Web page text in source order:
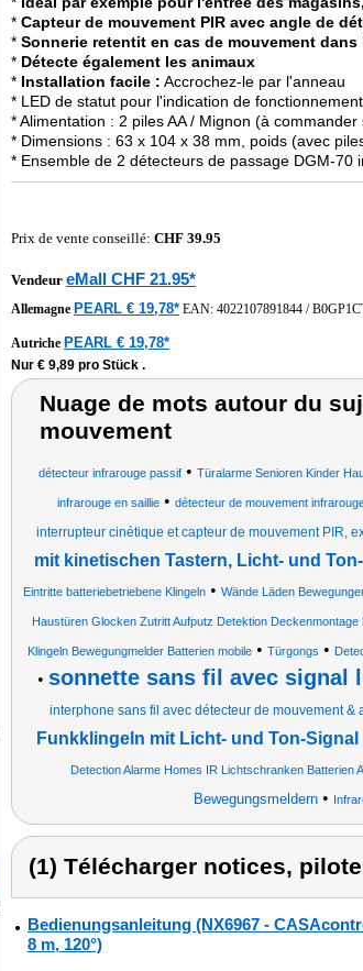
* Capteur de mouvement PIR avec angle de
* Sonnerie retentit en cas de mouvement
* Détecte également les animaux
* Installation facile : Accrochez-le par l'anneau
* LED de statut pour l'indication de fonctionnement
* Alimentation : 2 piles AA / Mignon (à
* Dimensions : 63 x 104 x 38 mm, poids (avec
* Ensemble de 2 détecteurs de passage DGM-70
Prix de vente conseillé: CHF 39.95
Vendeur eMall CHF 21.95*
Allemagne PEARL € 19,78* EAN: 4022107891844 /
Autriche PEARL € 19,78*
Nur € 9,89 pro Stück .
Nuage de mots autour du
mouvement
détecteur infrarouge passif• Türalarme Senioren Kinder
infrarouge en saillie • détecteur de mouvement
interrupteur cinétique et capteur de mouvement PIR,
mit kinetischen Tastern, Licht- und
Eintritte batteriebetriebene Klingeln • Wände Läden
Haustüren Glocken Zutritt Aufputz Detektion Deckenmontage
Klingeln Bewegungmelder Batterien mobile• Türgongs •
• sonnette sans fil avec signal
interphone sans fil avec détecteur de mouvement &
Funkklingeln mit Licht- und Ton-Signal
Detection Alarme Homes IR Lichtschranken Batterien
Bewegungsmeldern •
(1) Télécharger notices,
Bedienungsanleitung (NX6967 -
8 m, 120°)